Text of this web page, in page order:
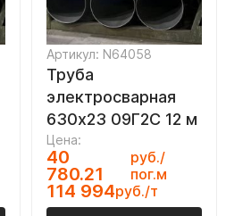
Артикул: N64058
Труба
электросварная
630х23 09Г2С 12 м
Цена:
40
780.21
руб./
пог.м
114 994руб./т